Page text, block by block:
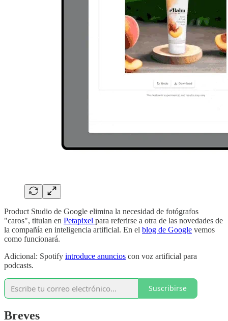
Product Studio de Google elimina la necesidad de fotógrafos
"caros", titulan en Petapixel para referirse a otra de las novedades de
la compañía en inteligencia artificial. En el blog de Google vemos
como funcionará.
Adicional: Spotify introduce anuncios con voz artificial para
podcasts.
Suscribirse
Breves